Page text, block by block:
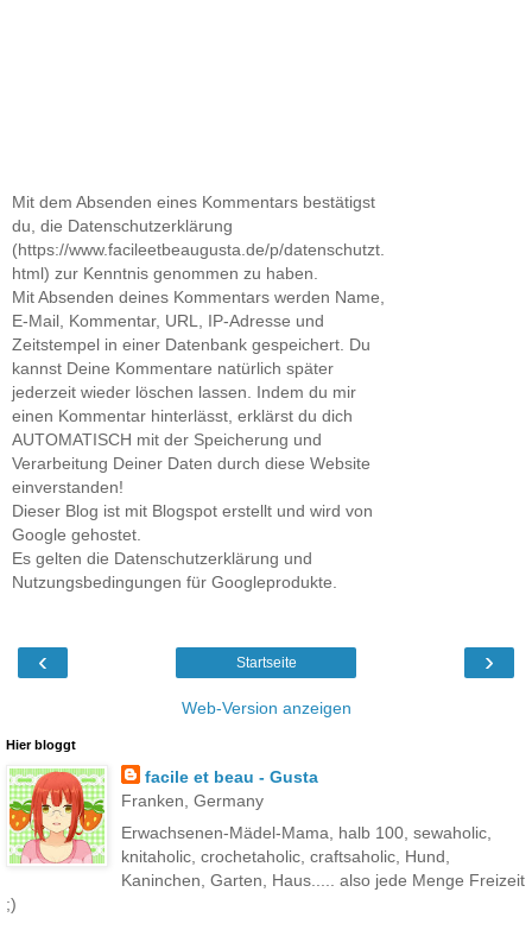
Mit dem Absenden eines Kommentars bestätigst
du, die Datenschutzerklärung
(https://www.facileetbeaugusta.de/p/datenschutzt.
html) zur Kenntnis genommen zu haben.
Mit Absenden deines Kommentars werden Name,
E-Mail, Kommentar, URL, IP-Adresse und
Zeitstempel in einer Datenbank gespeichert. Du
kannst Deine Kommentare natürlich später
jederzeit wieder löschen lassen. Indem du mir
einen Kommentar hinterlässt, erklärst du dich
AUTOMATISCH mit der Speicherung und
Verarbeitung Deiner Daten durch diese Website
einverstanden!
Dieser Blog ist mit Blogspot erstellt und wird von
Google gehostet.
Es gelten die Datenschutzerklärung und
Nutzungsbedingungen für Googleprodukte.
‹ ›
Startseite
Web-Version anzeigen
Hier bloggt
facile et beau - Gusta
Franken, Germany
Erwachsenen-Mädel-Mama, halb 100, sewaholic,
knitaholic, crochetaholic, craftsaholic, Hund,
Kaninchen, Garten, Haus..... also jede Menge Freizeit
;)